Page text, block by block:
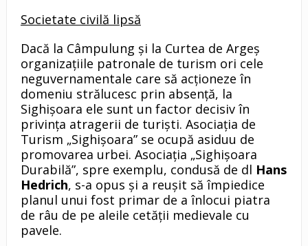
Societate civilă lipsă
Dacă la Câmpulung şi la Curtea de Argeş
organizaţiile patronale de turism ori cele
neguvernamentale care să acţioneze în
domeniu strălucesc prin absenţă, la
Sighişoara ele sunt un factor decisiv în
privinţa atragerii de turişti. Asociaţia de
Turism „Sighişoara” se ocupă asiduu de
promovarea urbei. Asociaţia „Sighişoara
Durabilă”, spre exemplu, condusă de dl Hans
Hedrich, s-a opus şi a reuşit să împiedice
planul unui fost primar de a înlocui piatra
de râu de pe aleile cetăţii medievale cu
pavele.